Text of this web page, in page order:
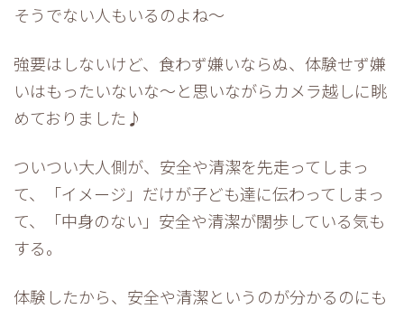
そうでない人もいるのよね～
強要はしないけど、食わず嫌いならぬ、体験せず嫌
いはもったいないな～と思いながらカメラ越しに眺
めておりました♪
ついつい大人側が、安全や清潔を先走ってしまっ
て、「イメージ」だけが子ども達に伝わってしまっ
て、「中身のない」安全や清潔が闊歩している気も
する。
体験したから、安全や清潔というのが分かるのにも